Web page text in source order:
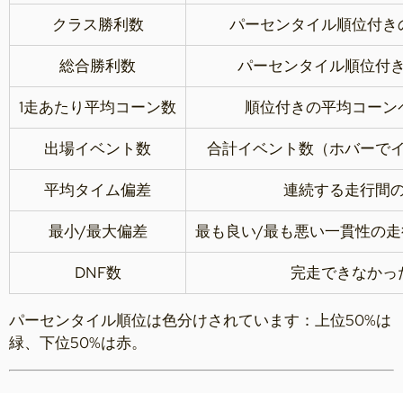
クラス勝利数 パーセンタイル順位付
総合勝利数 パーセンタイル順位付
1走あたり平均コーン数 順位付きの平均コー
出場イベント数 合計イベント数（ホバーで
平均タイム偏差 連続する走行間
最小/最大偏差 最も良い/最も悪い一貫性の
DNF数 完走できなかっ
パーセンタイル順位は色分けされています：上位50%は
緑、下位50%は赤。